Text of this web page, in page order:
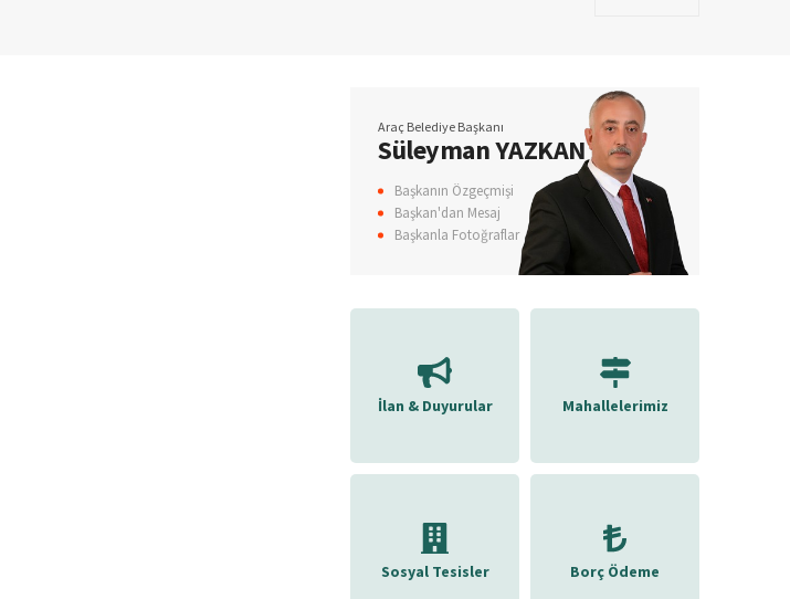
Araç Belediye Başkanı
Süleyman YAZKAN
Başkanın Özgeçmişi
Başkan'dan Mesaj
Başkanla Fotoğraflar
İlan & Duyurular Mahallelerimiz
Sosyal Tesisler Borç Ödeme